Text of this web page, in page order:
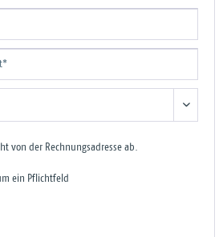
von der Rechnungsadresse ab.
ein Pflichtfeld